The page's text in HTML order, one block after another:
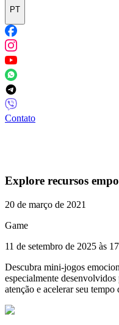
PT
Contato
Explore recursos
20 de março de 2021
Game
11 de setembro de 2025 às
Descubra mini-jogos
especialmente
atenção e acelerar seu tempo